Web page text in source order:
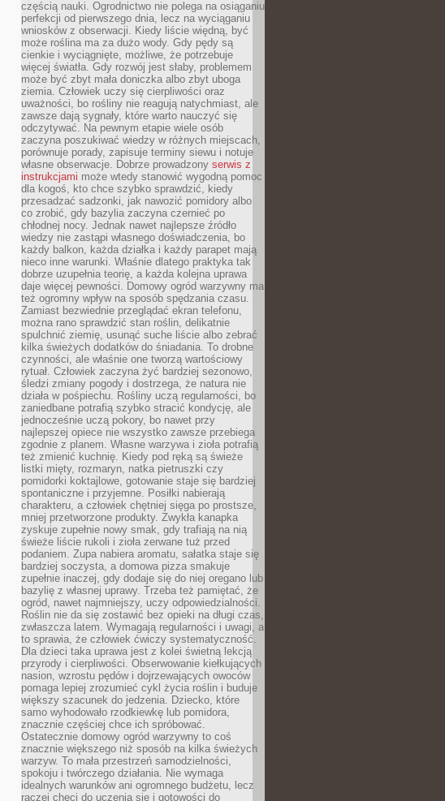
częścią nauki. Ogrodnictwo nie polega na osiąganiu
perfekcji od pierwszego dnia, lecz na wyciąganiu
wniosków z obserwacji. Kiedy liście więdną, być
może roślina ma za dużo wody. Gdy pędy są
cienkie i wyciągnięte, możliwe, że potrzebuje
więcej światła. Gdy rozwój jest słaby, problemem
może być zbyt mała doniczka albo zbyt uboga
ziemia. Człowiek uczy się cierpliwości oraz
uważności, bo rośliny nie reagują natychmiast, ale
zawsze dają sygnały, które warto nauczyć się
odczytywać. Na pewnym etapie wiele osób
zaczyna poszukiwać wiedzy w różnych miejscach,
porównuje porady, zapisuje terminy siewu i notuje
własne obserwacje. Dobrze prowadzony serwis z
instrukcjami może wtedy stanowić wygodną pomoc
dla kogoś, kto chce szybko sprawdzić, kiedy
przesadzać sadzonki, jak nawozić pomidory albo
co zrobić, gdy bazylia zaczyna czernieć po
chłodnej nocy. Jednak nawet najlepsze źródło
wiedzy nie zastąpi własnego doświadczenia, bo
każdy balkon, każda działka i każdy parapet mają
nieco inne warunki. Właśnie dlatego praktyka tak
dobrze uzupełnia teorię, a każda kolejna uprawa
daje więcej pewności. Domowy ogród warzywny ma
też ogromny wpływ na sposób spędzania czasu.
Zamiast bezwiednie przeglądać ekran telefonu,
można rano sprawdzić stan roślin, delikatnie
spulchnić ziemię, usunąć suche liście albo zebrać
kilka świeżych dodatków do śniadania. To drobne
czynności, ale właśnie one tworzą wartościowy
rytuał. Człowiek zaczyna żyć bardziej sezonowo,
śledzi zmiany pogody i dostrzega, że natura nie
działa w pośpiechu. Rośliny uczą regularności, bo
zaniedbane potrafią szybko stracić kondycję, ale
jednocześnie uczą pokory, bo nawet przy
najlepszej opiece nie wszystko zawsze przebiega
zgodnie z planem. Własne warzywa i zioła potrafią
też zmienić kuchnię. Kiedy pod ręką są świeże
listki mięty, rozmaryn, natka pietruszki czy
pomidorki koktajlowe, gotowanie staje się bardziej
spontaniczne i przyjemne. Posiłki nabierają
charakteru, a człowiek chętniej sięga po prostsze,
mniej przetworzone produkty. Zwykła kanapka
zyskuje zupełnie nowy smak, gdy trafiają na nią
świeże liście rukoli i zioła zerwane tuż przed
podaniem. Zupa nabiera aromatu, sałatka staje się
bardziej soczysta, a domowa pizza smakuje
zupełnie inaczej, gdy dodaje się do niej oregano lub
bazylię z własnej uprawy. Trzeba też pamiętać, że
ogród, nawet najmniejszy, uczy odpowiedzialności.
Roślin nie da się zostawić bez opieki na długi czas,
zwłaszcza latem. Wymagają regularności i uwagi, a
to sprawia, że człowiek ćwiczy systematyczność.
Dla dzieci taka uprawa jest z kolei świetną lekcją
przyrody i cierpliwości. Obserwowanie kiełkujących
nasion, wzrostu pędów i dojrzewających owoców
pomaga lepiej zrozumieć cykl życia roślin i buduje
większy szacunek do jedzenia. Dziecko, które
samo wyhodowało rzodkiewkę lub pomidora,
znacznie częściej chce ich spróbować.
Ostatecznie domowy ogród warzywny to coś
znacznie większego niż sposób na kilka świeżych
warzyw. To mała przestrzeń samodzielności,
spokoju i twórczego działania. Nie wymaga
idealnych warunków ani ogromnego budżetu, lecz
raczej chęci do uczenia się i gotowości do